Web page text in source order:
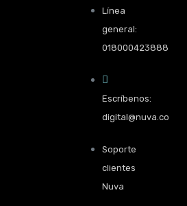
Línea
general:
018000423888
Escríbenos:
digital@nuva.co
Soporte
clientes
Nuva